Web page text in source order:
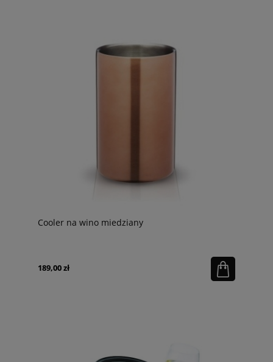
Cooler na wino miedziany
189,00 zł